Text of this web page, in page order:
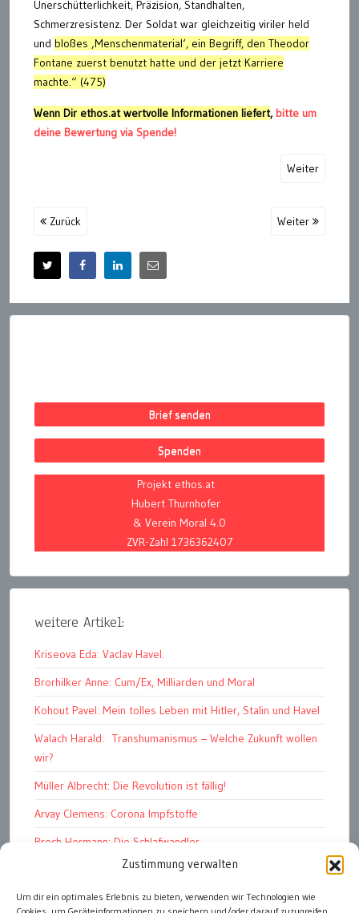
Zustimmung verwalten
Um dir ein optimales Erlebnis zu bieten, verwenden wir Technologien wie
Unerschütterlichkeit, Präzision, Standhalten,
Schmerzresistenz. Der Soldat war gleichzeitig viriler held
und bloßes ‚Menschenmaterial‘, ein Begriff, den Theodor
Fontane zuerst benutzt hatte und der jetzt Karriere
machte.“ (475)
Wenn Dir ethos.at wertvolle Informationen liefert, bitte um
deine Bewertung via Spende!
Weiter
Zurück Weiter
Brief senden
Spenden
Projekt ethos.at
Hubert Thurnhofer
& Verein Moral 4.0
ZVR-Zahl 1736362407
weitere Artikel:
Kriseova Eda: Vaclav Havel.
Brorhilker Anne: Cum/Ex, Milliarden und Moral
Kohout Pavel: Mein tolles Leben mit Hitler, Stalin und Havel
Walach Harald: Transhumanismus – Welche Zukunft wollen
wir?
Müller Albrecht: Die Revolution ist fällig!
Arvay Clemens: Corona Impfstoffe
Broch Hermann: Die Schlafwandler
Kohout Pavel: Ende der Großen Ferien
Bonelli Raphael: Kopflos